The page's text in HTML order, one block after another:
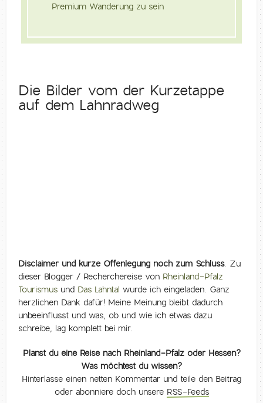
Premium Wanderung zu sein
Die Bilder vom der Kurzetappe
auf dem Lahnradweg
Disclaimer und kurze Offenlegung noch zum Schluss. Zu
dieser Blogger / Recherchereise von Rheinland-Pfalz
Tourismus und Das Lahntal wurde ich eingeladen. Ganz
herzlichen Dank dafür! Meine Meinung bleibt dadurch
unbeeinflusst und was, ob und wie ich etwas dazu
schreibe, lag komplett bei mir.
Planst du eine Reise nach Rheinland-Pfalz oder Hessen?
Was möchtest du wissen?
Hinterlasse einen netten Kommentar und teile den Beitrag
oder abonniere doch unsere RSS-Feeds